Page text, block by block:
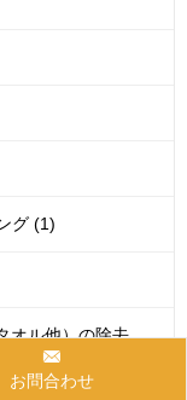
グ (1)
オル他）の除去
お問合わせ